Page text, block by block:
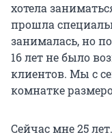
хотела
прошла
занималась, но
16 лет не было
клиентов. Мы с
комнатке
Сейчас мне 25